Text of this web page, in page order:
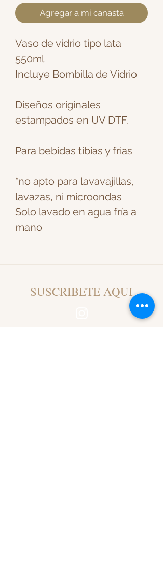
Agregar a mi canasta
Vaso de vidrio tipo lata
550ml
Incluye Bombilla de Vidrio
Diseños originales
estampados en UV DTF.
Para bebidas tibias y frias
*no apto para lavavajillas,
lavazas, ni microondas
Solo lavado en agua fría a
mano
SUSCRIBETE AQUI